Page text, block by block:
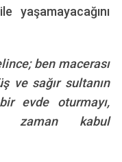
yaşamayacağını
ben macerası
ve sağır sultanın
evde oturmayı,
zaman kabul